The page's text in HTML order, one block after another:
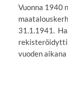
Vuonna 1940
31.1.1941.
vuoden